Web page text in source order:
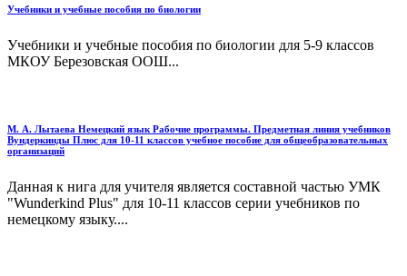
Учебники и учебные пособия по биологии
Учебники и учебные пособия по биологии для 5-9 классов
МКОУ Березовская ООШ...
М. А. Лытаева Немецкий язык Рабочие программы. Предметная линия учебников
Вундеркинды Плюс для 10-11 классов учебное пособие для общеобразовательных
организаций
Данная к нига для учителя является составной частью УМК
"Wunderkind Plus" для 10-11 классов серии учебников по
немецкому языку....